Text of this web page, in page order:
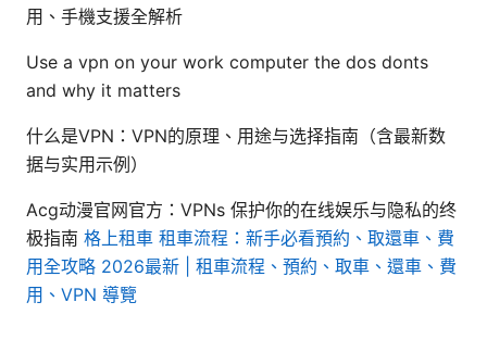
用、手機支援全解析
Use a vpn on your work computer the dos donts
and why it matters
什么是VPN：VPN的原理、用途与选择指南（含最新数
据与实用示例）
Acg动漫官网官方：VPNs 保护你的在线娱乐与隐私的终
极指南 格上租車 租車流程：新手必看預約、取還車、費
用全攻略 2026最新 | 租車流程、預約、取車、還車、費
用、VPN 導覽